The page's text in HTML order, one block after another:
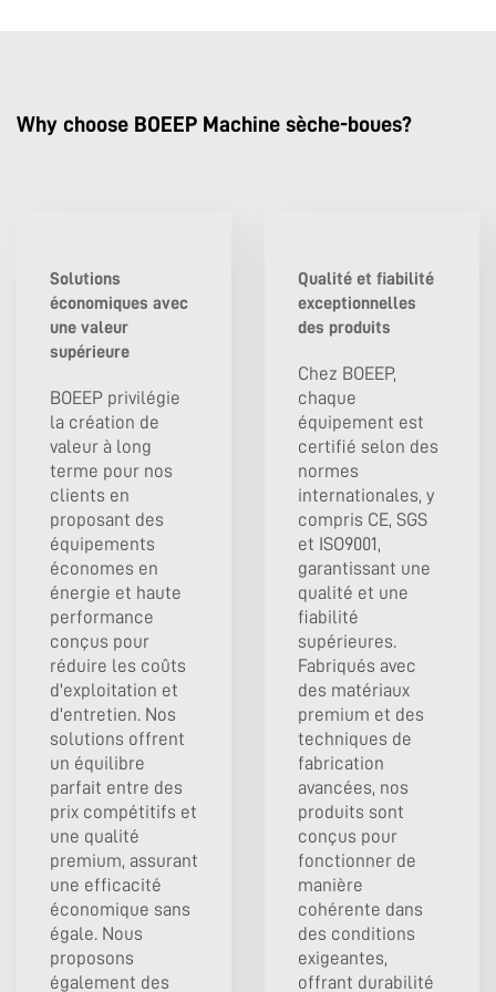
Why choose BOEEP Machine sèche-boues?
Solutions
économiques avec
une valeur
supérieure
BOEEP privilégie
la création de
valeur à long
terme pour nos
clients en
proposant des
équipements
économes en
énergie et haute
performance
conçus pour
réduire les coûts
d'exploitation et
d'entretien. Nos
solutions offrent
un équilibre
parfait entre des
prix compétitifs et
une qualité
premium, assurant
une efficacité
économique sans
égale. Nous
proposons
également des
Qualité et fiabilité
exceptionnelles
des produits
Chez BOEEP,
chaque
équipement est
certifié selon des
normes
internationales, y
compris CE, SGS
et ISO9001,
garantissant une
qualité et une
fiabilité
supérieures.
Fabriqués avec
des matériaux
premium et des
techniques de
fabrication
avancées, nos
produits sont
conçus pour
fonctionner de
manière
cohérente dans
des conditions
exigeantes,
offrant durabilité